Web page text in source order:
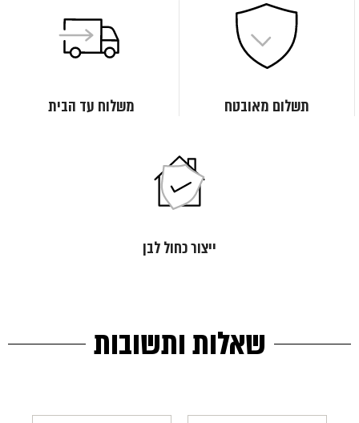
תשלום מאובטח משלוח עד הבית
ייצור כחול לבן
שאלות ותשובות